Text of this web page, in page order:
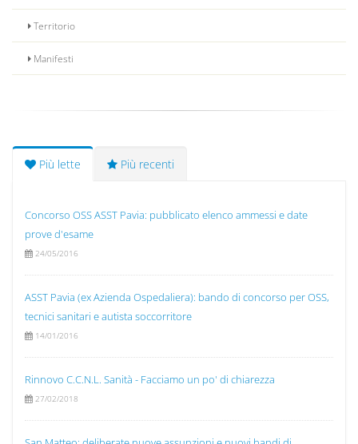
Territorio
Manifesti
Più lette Più recenti
Concorso OSS ASST Pavia: pubblicato elenco ammessi e date
prove d'esame
24/05/2016
ASST Pavia (ex Azienda Ospedaliera): bando di concorso per OSS,
tecnici sanitari e autista soccorritore
14/01/2016
Rinnovo C.C.N.L. Sanità - Facciamo un po' di chiarezza
27/02/2018